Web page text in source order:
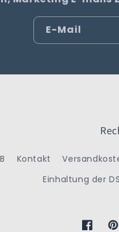
E-Mail
Kontakt
Einhaltung der